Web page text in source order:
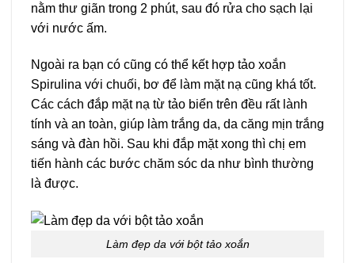
nằm thư giãn trong 2 phút, sau đó rửa cho sạch lại
với nước ấm.
Ngoài ra bạn có cũng có thể kết hợp tảo xoắn
Spirulina với chuối, bơ để làm mặt nạ cũng khá tốt.
Các cách đắp mặt nạ từ tảo biển trên đều rất lành
tính và an toàn, giúp làm trắng da, da căng mịn trắng
sáng và đàn hồi. Sau khi đắp mặt xong thì chị em
tiến hành các bước chăm sóc da như bình thường
là được.
Làm đẹp da với bột tảo xoắn